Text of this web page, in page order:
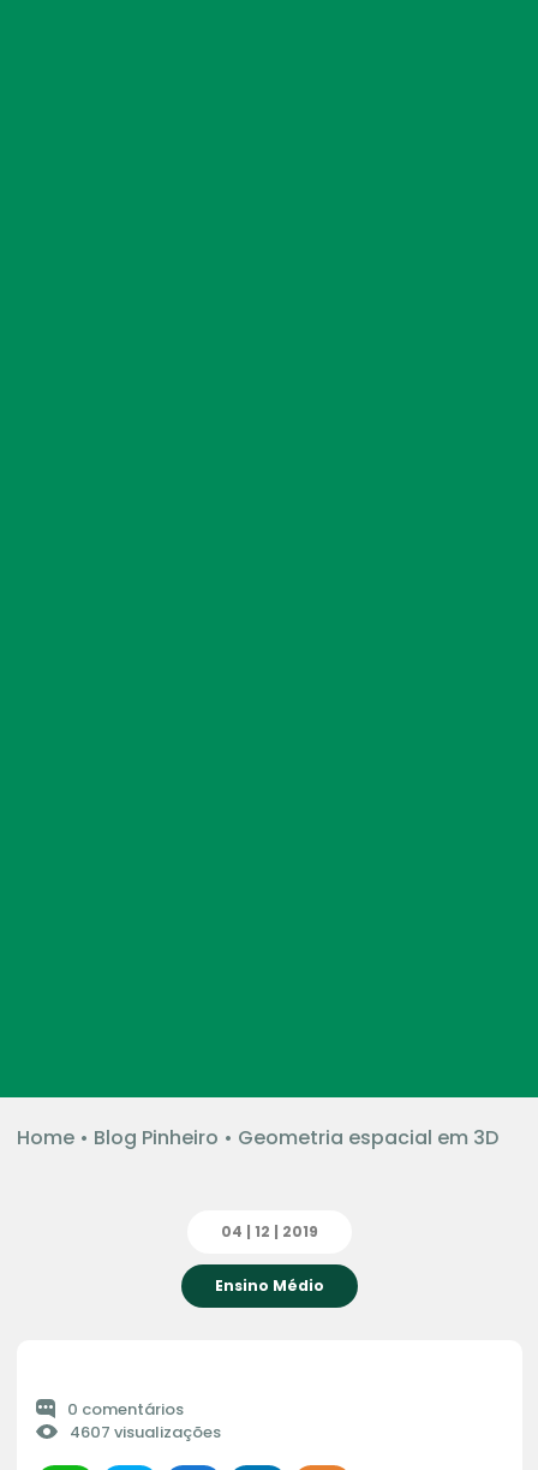
Home• Blog Pinheiro • Geometria espacial em 3D
04 | 12 | 2019
Ensino Médio
0 comentários
4607 visualizações